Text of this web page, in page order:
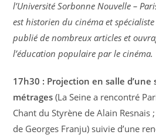
l’Université Sorbonne Nouvelle –
est historien du cinéma et
publié de nombreux articles et
l’éducation populaire par le cinéma.
17h30 : Projection en salle
métrages(La Seine a rencontré
Chant du Styrène de Alain Resnais
de Georges Franju) suivie d’une